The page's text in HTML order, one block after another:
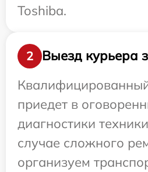
Toshiba.
2
Выезд курьера
приедет в
диагностики
случае сложного
организуем